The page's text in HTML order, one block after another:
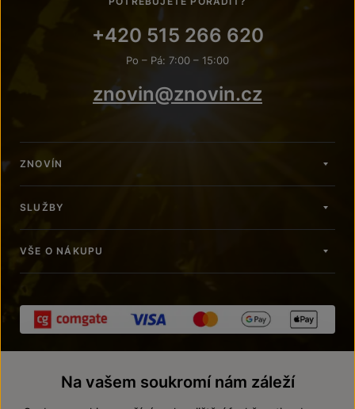
+420 515 266 620
Po – Pá: 7:00 – 15:00
znovin@znovin.cz
ZNOVÍN
SLUŽBY
VŠE O NÁKUPU
Na vašem soukromí nám záleží